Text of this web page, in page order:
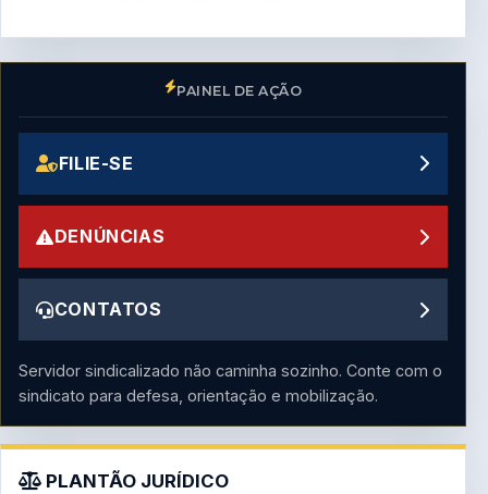
PAINEL DE AÇÃO
FILIE-SE
DENÚNCIAS
CONTATOS
Servidor sindicalizado não caminha sozinho. Conte com o
sindicato para defesa, orientação e mobilização.
PLANTÃO JURÍDICO